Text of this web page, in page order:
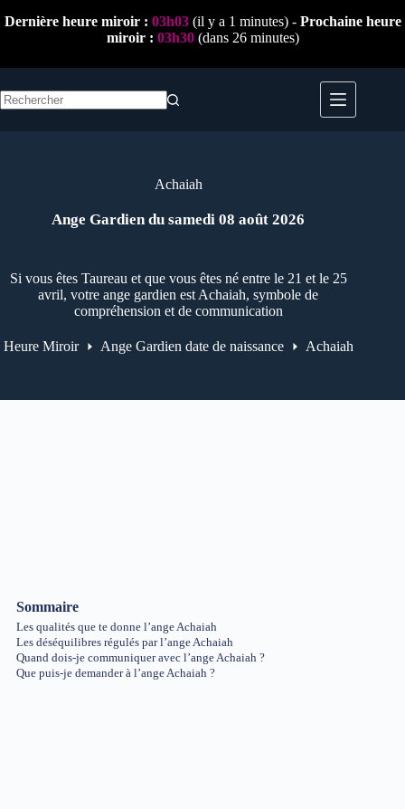
auDernière heure miroir : 03h03(il y a 1 minutes) - Prochaine heure
miroir : 03h30(dans 26 minutes)
Achaiah
Ange Gardien du samedi 08 août 2026
Si vous êtes Taureau et que vous êtes né entre le 21 et le 25
avril, votre ange gardien est Achaiah, symbole de
compréhension et de communication
Heure Miroir Ange Gardien date de naissance Achaiah
Sommaire
Les qualités que te donne l’ange Achaiah
Les déséquilibres régulés par l’ange Achaiah
Quand dois-je communiquer avec l’ange Achaiah ?
Que puis-je demander à l’ange Achaiah ?